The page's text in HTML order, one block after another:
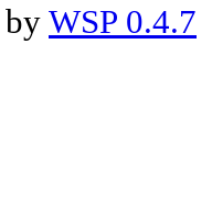
by WSP 0.4.7